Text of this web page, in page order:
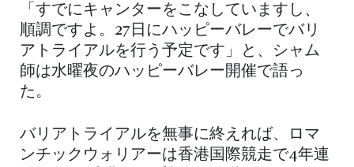
「すでにキャンターをこなしていますし、
順調ですよ。27日にハッピーバレーでバリ
アトライアルを行う予定です」と、シャム
師は水曜夜のハッピーバレー開催で語っ
た。
バリアトライアルを無事に終えれば、ロマ
ンチックウォリアーは香港国際競走で4年連